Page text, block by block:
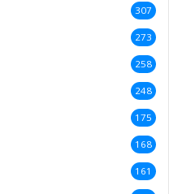
307
273
258
248
175
168
161